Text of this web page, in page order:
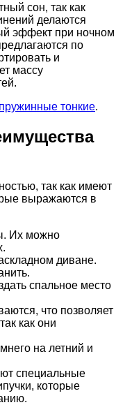
сон, так как
делаются
эффект при ночном
по
и
массу
тонкие.
так как имеют
выражаются в
Их можно
диване.
спальное место
что позволяет
как они
на летний и
специальные
которые